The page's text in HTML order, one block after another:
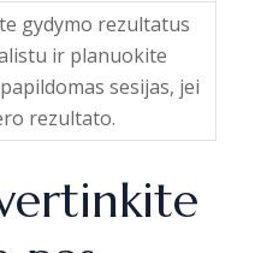
gydymo rezultatus
ir planuokite
sesijas, jei
rezultato.